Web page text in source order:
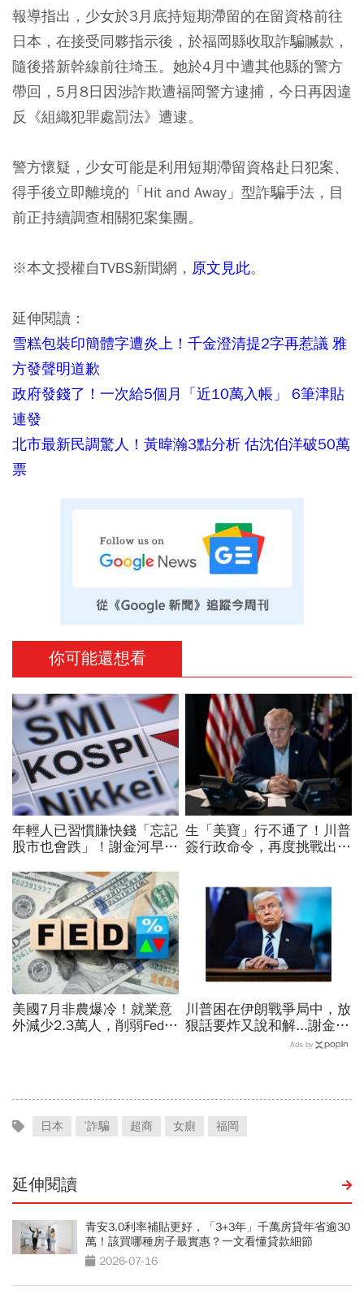
報導指出，少女於3月底持短期滯留的在留資格前往
日本，在接受同夥指示後，於福岡縣收取詐騙贓款，
隨後搭新幹線前往埼玉。她於4月中遭其他縣的警方
帶回，5月8日因涉詐欺遭福岡警方逮捕，今日再因違
反《組織犯罪處罰法》遭逮。
警方懷疑，少女可能是利用短期滯留資格赴日犯案、
得手後立即離境的「Hit and Away」型詐騙手法，目
前正持續調查相關犯案集團。
※本文授權自TVBS新聞網， 原文見此。
延伸閱讀：
雪糕包裝印簡體字遭炎上！千金澄清提2字再惹議 雅
方發聲明道歉
政府發錢了！一次給5個月「近10萬入帳」 6筆津貼
連發
北市最新民調驚人！黃暐瀚3點分析 估沈伯洋破50萬
票
你可能還想看
年輕人已習慣賺快錢「忘記
股市也會跌」！謝金河早一
出事：根本把投資人丟火坑
生「美寶」行不通了！川普
簽行政命令，再度挑戰出生
美國7月非農爆冷！就業意
外減少2.3萬人，削弱Fed升
川普困在伊朗戰爭局中，放
狠話要炸又說和解...謝金河
揭伊朗權力結構：制度決定
Ads by
日本 ˋ詐騙 超商 女廁 福岡
延伸閱讀
青安3.0利率補貼更好，「3+3年」千萬房貸年省逾30
萬！該買哪種房子最實惠？一文看懂貸款細節
2026-07-16